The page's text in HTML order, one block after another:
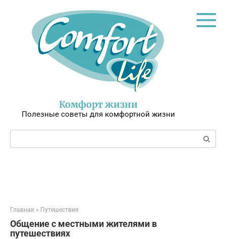
Комфорт жизни
Полезные советы для комфортной жизни
Поиск:
Главная » Путешествия
Общение с местными жителями в
путешествиях